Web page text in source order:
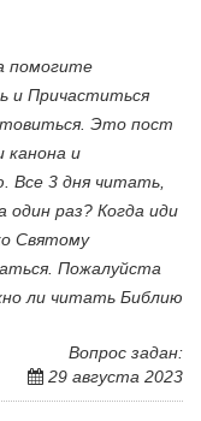
помогите
и Причаститься
Это пост
канона и
Все 3 дня читать,
один раз? Когда иди
Святому
Пожалуйста
ли читать Библию
Вопрос задан:
29 августа 2023